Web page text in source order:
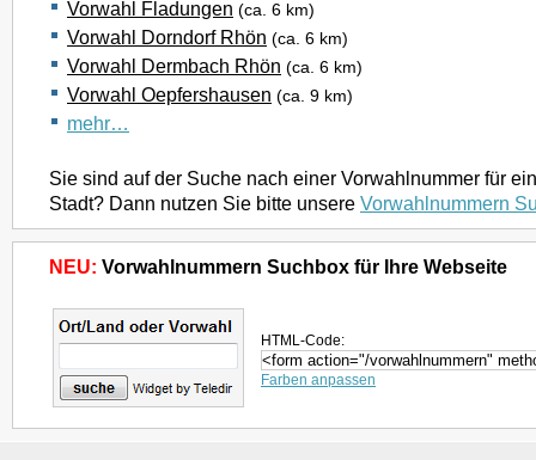
Vorwahl Fladungen (ca. 6 km)
Vorwahl Dorndorf Rhön (ca. 6 km)
Vorwahl Dermbach Rhön (ca. 6 km)
Vorwahl Oepfershausen (ca. 9 km)
mehr…
Sie sind auf der Suche nach einer Vorwahlnummer für
Stadt? Dann nutzen Sie bitte unsere Vorwahlnummern
NEU: Vorwahlnummern Suchbox für Ihre Webseite
HTML-Code:
Farben anpassen